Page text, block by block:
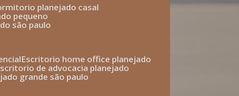
planejado casal
pequeno
são paulo
escritorio home office planejado
escritorio de advocacia planejado
grande são paulo